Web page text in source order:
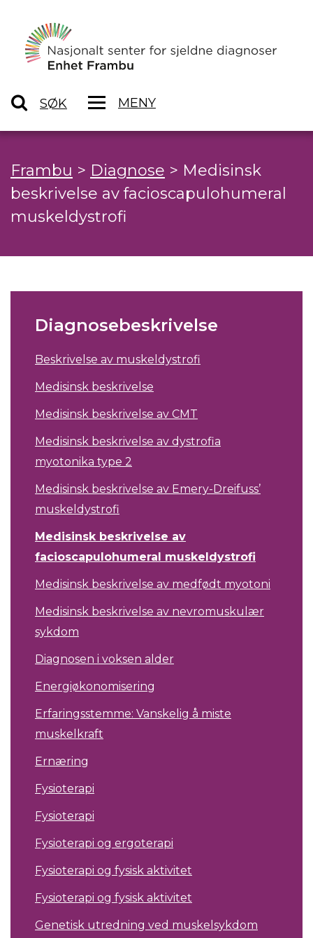
SØK MENY
Frambu > Diagnose > Medisinsk
beskrivelse av facioscapulohumeral
muskeldystrofi
Diagnosebeskrivelse
Beskrivelse av muskeldystrofi
Medisinsk beskrivelse
Medisinsk beskrivelse av CMT
Medisinsk beskrivelse av dystrofia
myotonika type 2
Medisinsk beskrivelse av Emery-Dreifuss’
muskeldystrofi
Medisinsk beskrivelse av
facioscapulohumeral muskeldystrofi
Medisinsk beskrivelse av medfødt myotoni
Medisinsk beskrivelse av nevromuskulær
sykdom
Diagnosen i voksen alder
Energiøkonomisering
Erfaringsstemme: Vanskelig å miste
muskelkraft
Ernæring
Fysioterapi
Fysioterapi
Fysioterapi og ergoterapi
Fysioterapi og fysisk aktivitet
Fysioterapi og fysisk aktivitet
Genetisk utredning ved muskelsykdom